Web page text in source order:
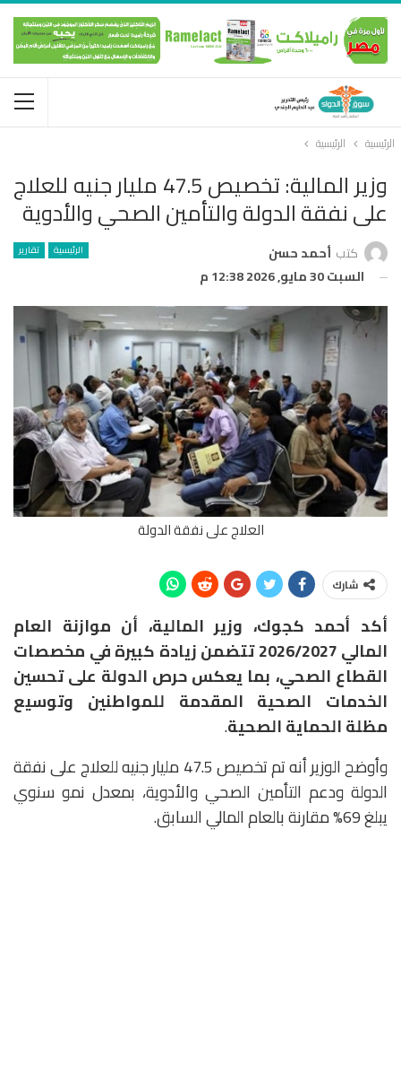
الرئيسية الرئيسية
وزير المالية: تخصيص 47.5 مليار جنيه للعلاج
على نفقة الدولة والتأمين الصحي والأدوية
الرئيسية تقارير كتب أحمد حسن
السبت 30 مايو, 2026 12:38 م
العلاج على نفقة الدولة
شارك
أكد أحمد كجوك، وزير المالية، أن موازنة العام
المالي 2026/2027 تتضمن زيادة كبيرة في مخصصات
القطاع الصحي، بما يعكس حرص الدولة على تحسين
الخدمات الصحية المقدمة للمواطنين وتوسيع
مظلة الحماية الصحية.
وأوضح الوزير أنه تم تخصيص 47.5 مليار جنيه للعلاج على نفقة
الدولة ودعم التأمين الصحي والأدوية، بمعدل نمو سنوي
يبلغ 69% مقارنة بالعام المالي السابق.